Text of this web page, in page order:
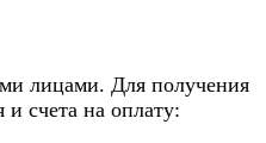
лицами. Для получения
и счета на оплату: